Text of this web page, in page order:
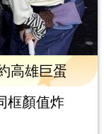
高雄巨蛋
框顏值炸